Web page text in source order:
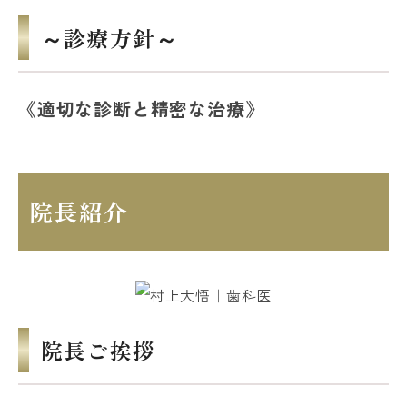
～診療方針～
《適切な診断と精密な治療》
院長紹介
院長ご挨拶